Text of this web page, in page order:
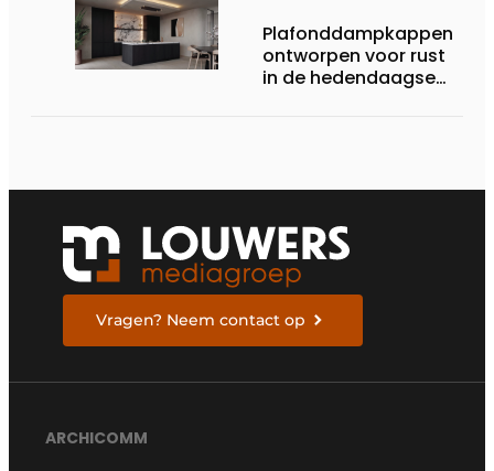
Plafonddampkappen
ontworpen voor rust
in de hedendaagse
Vragen? Neem contact op
ARCHICOMM